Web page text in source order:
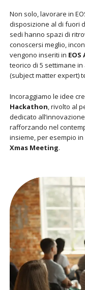
Non solo, lavorare in
disposizione al di fuori
sedi hanno spazi di
conoscersi meglio,
vengono inseriti in EOS
teorico di 5 settimane
(subject matter expert)
Incoraggiamo le idee
Hackathon, rivolto al
dedicato
rafforzando nel
insieme, per esempio in
Xmas Meeting.